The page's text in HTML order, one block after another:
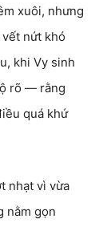
xuôi, nhưng
nứt khó
khi Vy sinh
rõ — rằng
quá khứ
nhạt vì vừa
nằm gọn